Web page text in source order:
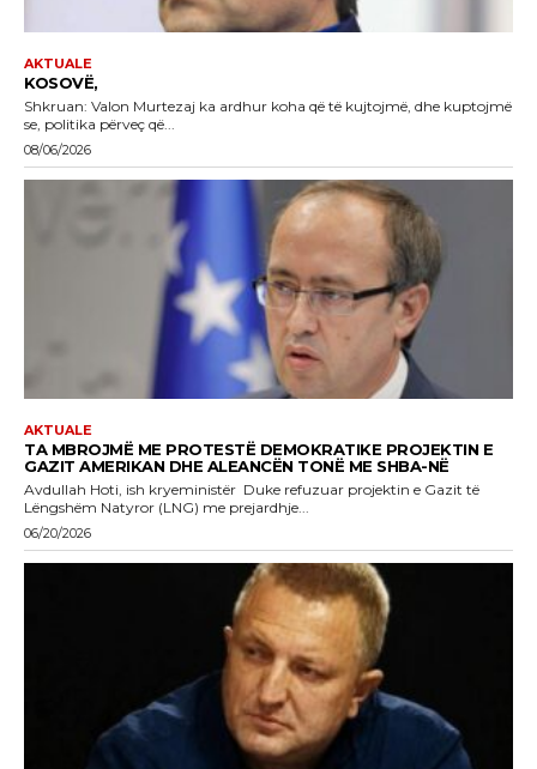
AKTUALE
KOSOVË,
Shkruan: Valon Murtezaj ka ardhur koha që të kujtojmë, dhe kuptojmë
se, politika përveç që...
08/06/2026
AKTUALE
TA MBROJMË ME PROTESTË DEMOKRATIKE PROJEKTIN E
GAZIT AMERIKAN DHE ALEANCËN TONË ME SHBA-NË
Avdullah Hoti, ish kryeministër Duke refuzuar projektin e Gazit të
Lëngshëm Natyror (LNG) me prejardhje...
06/20/2026